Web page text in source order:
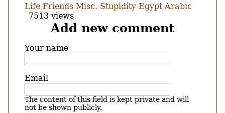
Life Friends Misc. Stupidity Egypt Arabic
7513 views
Add new comment
Your name
Email
The content of this field is kept private and will
not be shown publicly.